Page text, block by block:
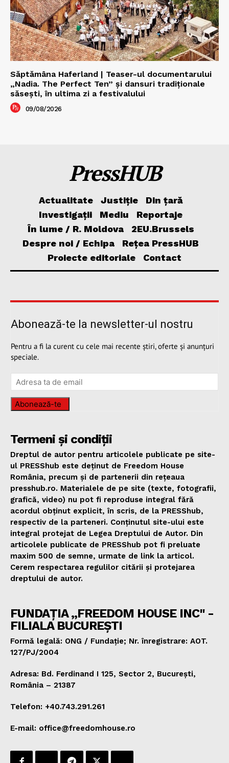
Săptămâna Haferland | Teaser-ul documentarului
„Nadia. The Perfect Ten” şi dansuri tradiţionale
săseşti, în ultima zi a festivalului
09/08/2026
PressHUB
Actualitate Justiție
Din țară
Investigații
Mediu
Reportaje
În lume / R. Moldova
2EU.Brussels
Despre noi / Echipa
Rețea PressHUB
Proiecte editoriale
Contact
Abonează-te la newsletter-ul nostru
Pentru a fi la curent cu cele mai recente știri, oferte și anunțuri
speciale.
Abonează-te
Termeni și condiții
Dreptul de autor pentru articolele publicate pe site-
ul PRESShub este deținut de Freedom House
România, precum și de partenerii din rețeaua
presshub.ro. Materialele de pe site (texte, fotografii,
grafică, video) nu pot fi reproduse integral fără
acordul obținut explicit, în scris, de la PRESShub,
respectiv de la parteneri. Conținutul site-ului este
integral protejat de Legea Dreptului de Autor. Din
articolele publicate de PRESShub pot fi preluate
maxim 500 de semne, urmate de link la articol.
Cerem respectarea regulilor citării și protejarea
dreptului de autor.
FUNDAȚIA „FREEDOM HOUSE INC" -
FILIALA BUCUREȘTI
Formă legală: ONG / Fundație; Nr. înregistrare: AOT.
127/PJ/2004
Adresa: Bd. Ferdinand I 125, Sector 2, București,
România – 21387
Telefon: +40.743.291.261
E-mail: office@freedomhouse.ro